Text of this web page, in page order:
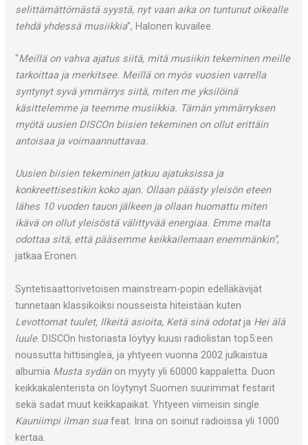
selittämättömästä syystä, nyt vaan aika on tuntunut oikealle
tehdä yhdessä musiikkia”, Halonen kuvailee.
“Meillä on vahva ajatus siitä, mitä musiikin tekeminen meille
tarkoittaa ja merkitsee. Meillä on myös vuosien varrella
syntynyt syvä ymmärrys siitä, miten me yksilöinä
käsittelemme ja teemme musiikkia. Tämän ymmärryksen
myötä uusien DISCOn biisien tekeminen on ollut erittäin
antoisaa ja voimaannuttavaa.
Uusien biisien tekeminen jatkuu ajatuksissa ja
konkreettisestikin koko ajan. Ollaan päästy yleisön eteen
lähes 10 vuoden tauon jälkeen ja ollaan huomattu miten
ikävä on ollut yleisöstä välittyvää energiaa. Emme malta
odottaa sitä, että pääsemme keikkailemaan enemmänkin”,
jatkaa Eronen.
Syntetisaattorivetoisen mainstream-popin edelläkävijät
tunnetaan klassikoiksi nousseista hiteistään kuten
Levottomat tuulet, Ilkeitä asioita, Ketä sinä odotatja Hei älä
luule. DISCOn historiasta löytyy kuusi radiolistan top5:een
noussutta hittisingleä, ja yhtyeen vuonna 2002 julkaistua
albumia Musta sydänon myyty yli 60000 kappaletta. Duon
keikkakalenterista on löytynyt Suomen suurimmat festarit
sekä sadat muut keikkapaikat. Yhtyeen viimeisin single
Kauniimpi ilman sua feat. Irina on soinut radioissa yli 1000
kertaa.